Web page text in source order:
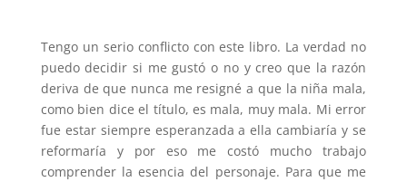
Tengo un serio conflicto con este libro. La verdad no
puedo decidir si me gustó o no y creo que la razón
deriva de que nunca me resigné a que la niña mala,
como bien dice el título, es mala, muy mala. Mi error
fue estar siempre esperanzada a ella cambiaría y se
reformaría y por eso me costó mucho trabajo
comprender la esencia del personaje. Para que me